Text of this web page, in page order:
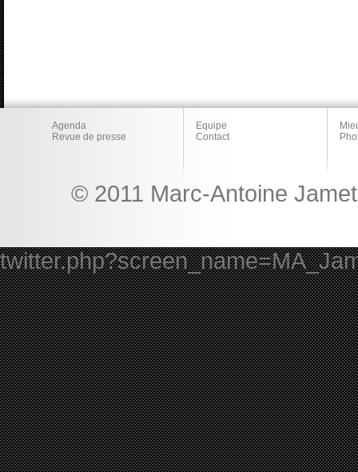
Agenda
Revue de presse
Equipe
Contact
© 2011 Marc-Antoine